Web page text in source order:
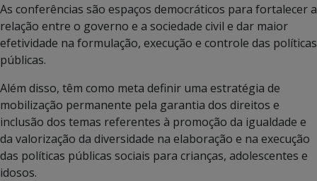
As conferências são espaços democráticos para fortalecer a
relação entre o governo e a sociedade civil e dar maior
efetividade na formulação, execução e controle das políticas
públicas.
Além disso, têm como meta definir uma estratégia de
mobilização permanente pela garantia dos direitos e
inclusão dos temas referentes à promoção da igualdade e
da valorização da diversidade na elaboração e na execução
das políticas públicas sociais para crianças, adolescentes e
idosos.